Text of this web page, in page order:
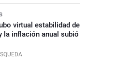
virtual estabilidad de
la inflación anual subió